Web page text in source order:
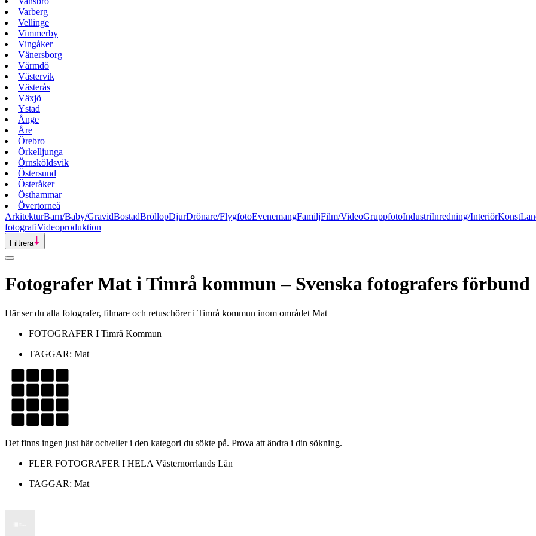
Varberg
Vellinge
Vimmerby
Vingåker
Vänersborg
Värmdö
Västervik
Västerås
Växjö
Ystad
Ånge
Åre
Örebro
Örkelljunga
Örnsköldsvik
Östersund
Österåker
Östhammar
Övertorneå
ArkitekturBarn/Baby/GravidBostadBröllopDjurDrönare/FlygfotoEvenemangFamiljFilm/VideoGruppfotoIndustriInredning/InteriörKonst
fotografiVideoproduktion
Filtrera
FotograferMat iTimrå kommun– Svenska fotografers förbund
Här ser du alla fotografer, filmare och retuschörer i Timrå kommun inom området Mat
FOTOGRAFER I Timrå Kommun
TAGGAR: Mat
Det finns ingen just här och/eller i den kategori du sökte på. Prova att ändra i din sökning.
FLER FOTOGRAFER I HELA Västernorrlands Län
TAGGAR: Mat